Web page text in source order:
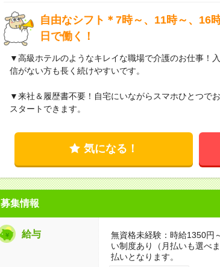
自由なシフト＊7時～、11時～、16
日で働く！
▼高級ホテルのようなキレイな職場で介護のお仕事！
信がない方も長く続けやすいです。
▼来社＆履歴書不要！自宅にいながらスマホひとつで
スタートできます。
気になる！
募集情報
給与
無資格未経験：時給1350
い制度あり（月払いも選べ
払いとなります。